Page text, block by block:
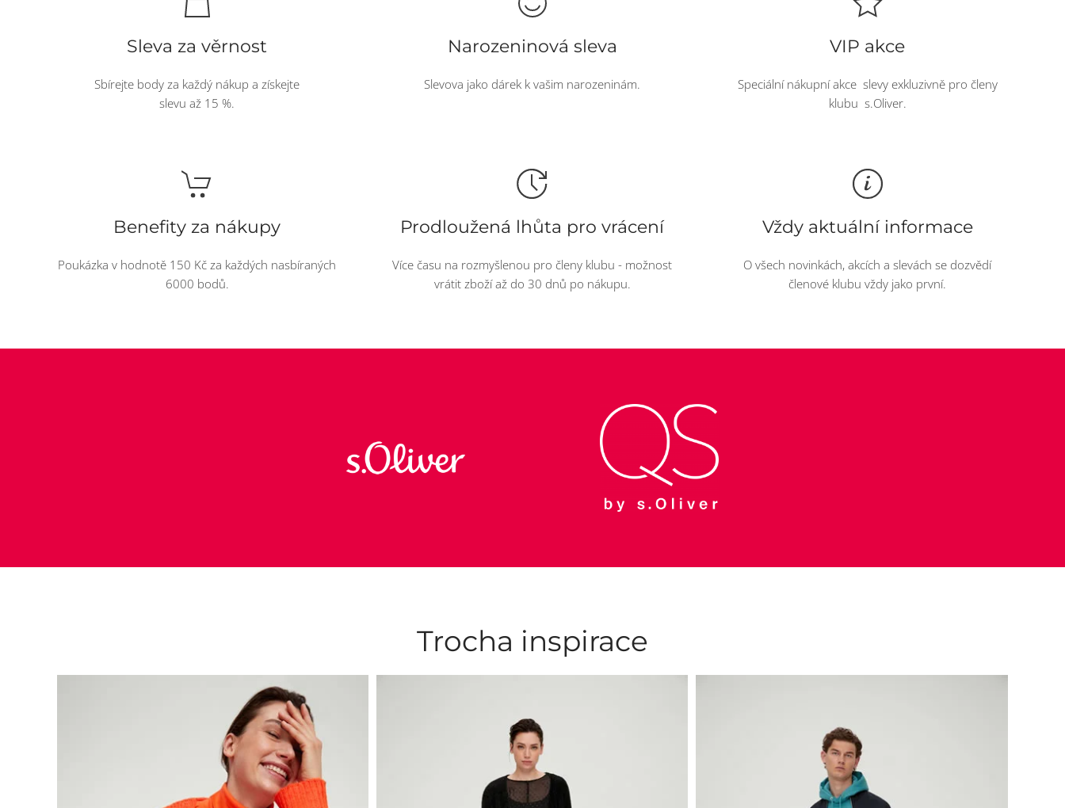
Sleva za věrnost
Sbírejte body za každý nákup a získejte
slevu až 15 %.
Narozeninová sleva
Slevova jako dárek k vašim narozeninám.
VIP akce
Speciální nákupní akce slevy exkluzivně pro členy
klubu s.Oliver.
Benefity za nákupy
Poukázka v hodnotě 150 Kč za každých nasbíraných
6000 bodů.
Prodloužená lhůta pro vrácení
Více času na rozmyšlenou pro členy klubu - možnost
vrátit zboží až do 30 dnů po nákupu.
Vždy aktuální informace
O všech novinkách, akcích a slevách se dozvědí
členové klubu vždy jako první.
Trocha inspirace